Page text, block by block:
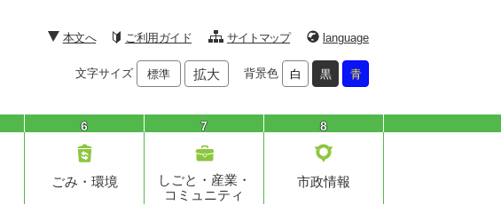
本文へ ご利用ガイド サイトマップ language
文字サイズ 標準 拡大 背景色 白 黒 青
6
ごみ・環境
7
しごと・産業・
コミュニティ
8
市政情報